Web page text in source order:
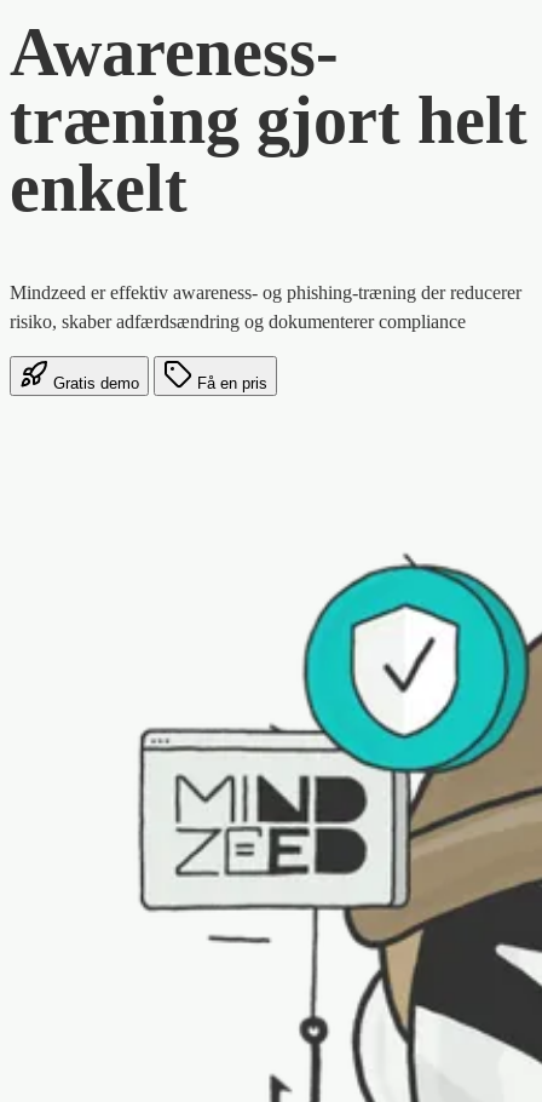
Awareness-
træning gjort helt
enkelt
Mindzeed er effektiv awareness- og phishing-træning der reducerer
risiko, skaber adfærdsændring og dokumenterer compliance
Gratis demo Få en pris